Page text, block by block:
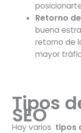
Retorno
buena
retorno de
mayor
Tipos
SEO
Hay varios tipos